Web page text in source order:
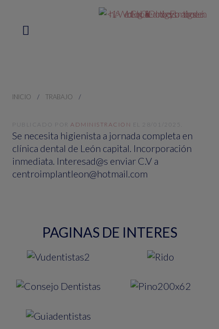
INICIO TRABAJO
PUBLICADO POR ADMINISTRACION EL 28/01/2025
Se necesita higienista a jornada completa en
clínica dental de León capital. Incorporación
inmediata. Interesad@s enviar C.V a
centroimplantleon@hotmail.com
PAGINAS DE INTERES